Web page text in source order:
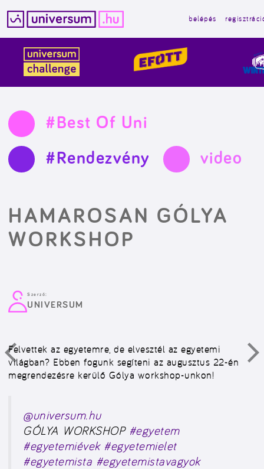
tartalomba
belépés
#Best Of Uni
#Rendezvény
video
HAMAROSAN GÓLYA
WORKSHOP
Szerző:
UNIVERSUM
Felvettek az egyetemre, de elvesztél az egyetemi
világban? Ebben fogunk segíteni az augusztus 22-én
megrendezésre kerülő Gólya workshop-unkon!
@universum.hu
GÓLYA WORKSHOP #egyetem
#egyetemiévek #egyetemielet
#egyetemista #egyetemistavagyok